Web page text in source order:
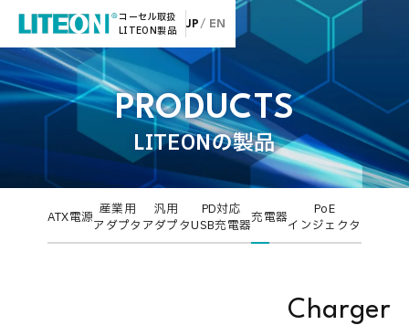
コーセル取扱
LITEON製品
JP EN
PRODUCTS
LITEONの製品
ATX電源 産業用
アダプタ
汎用
アダプタ
PD対応
USB充電器充電器
PoE
インジェクタ
Charger